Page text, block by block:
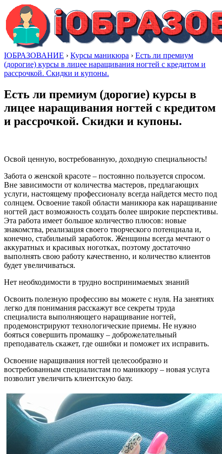
IОБРАЗОВАНИЕ › Курсы маникюра › Есть ли премиум
(дорогие) курсы в лицее наращивания ногтей с кредитом и
рассрочкой. Скидки и купоны.
Есть ли премиум (дорогие) курсы в
лицее наращивания ногтей с кредитом
и рассрочкой. Скидки и купоны.
Освой ценную, востребованную, доходную специальность!
Забота о женской красоте – постоянно пользуется спросом.
Вне зависимости от количества мастеров, предлагающих
услуги, настоящему профессионалу всегда найдется место под
солнцем. Освоение такой области маникюра как наращивание
ногтей даст возможность создать более широкие перспективы.
Эта работа имеет большое количество плюсов: новые
знакомства, реализация своего творческого потенциала и,
конечно, стабильный заработок. Женщины всегда мечтают о
аккуратных и красивых ноготках, поэтому достаточно
выполнять свою работу качественно, и количество клиентов
будет увеличиваться.
Нет необходимости в трудно воспринимаемых знаний
Освоить полезную профессию вы можете с нуля. На занятиях
легко для понимания расскажут все секреты труда
специалиста выполняющего наращивание ногтей,
продемонстрируют технологические приемы. Не нужно
бояться совершить промашку – доброжелательный
преподаватель скажет, где ошибки и поможет их исправить.
Освоение наращивания ногтей целесообразно и
востребованным специалистам по маникюру – новая услуга
позволит увеличить клиентскую базу.